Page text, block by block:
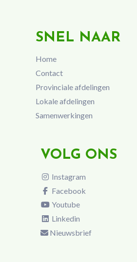
SNEL NAAR
Home
Contact
Provinciale afdelingen
Lokale afdelingen
Samenwerkingen
VOLG ONS
Instagram
Facebook
Youtube
Linkedin
Nieuwsbrief